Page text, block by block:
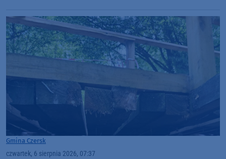
Gmina Czersk
czwartek, 6 sierpnia 2026, 07:37